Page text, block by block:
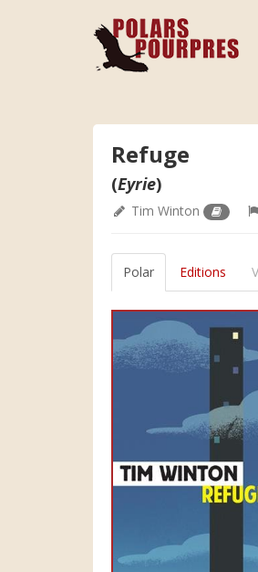
Refuge
(Eyrie)
Tim Winton
Polar Editions